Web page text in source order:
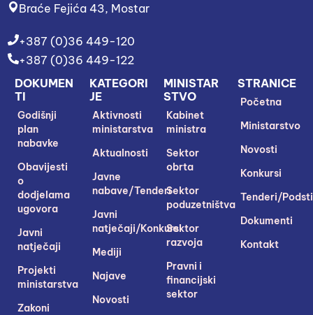
Braće Fejića 43, Mostar
+387 (0)36 449-120
+387 (0)36 449-122
STRANICE
Početna
Ministarstvo
Novosti
Konkursi
Tenderi/
Dokumenti
Kontakt
MINISTAR
STVO
Kabinet
ministra
Sektor
obrta
Sektor
poduzetništva
Sektor
razvoja
Pravni i
financijski
sektor
KATEGORI
JE
Aktivnosti
ministarstva
Aktualnosti
Javne
nabave/Tenderi
Javni
natječaji/Konkursi
Mediji
Najave
Novosti
DOKUMEN
TI
Godišnji
plan
nabavke
Obavijesti
o
dodjelama
ugovora
Javni
natječaji
Projekti
ministarstva
Zakoni